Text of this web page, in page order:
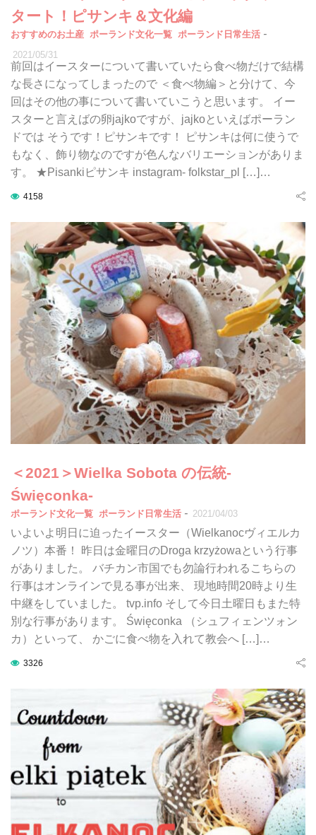
タート！ピサンキ＆文化編
おすすめのお土産 ポーランド文化一覧 ポーランド日常生活 -
2021/05/31
前回はイースターについて書いていたら食べ物だけで結構
な長さになってしまったので ＜食べ物編＞と分けて、今
回はその他の事について書いていこうと思います。 イー
スターと言えばの卵jajkoですが、jajkoといえばポーラン
ドでは そうです！ピサンキです！ ピサンキは何に使うで
もなく、飾り物なのですが色んなバリエーションがありま
す。 ★Pisankiピサンキ instagram- folkstar_pl […]…
4158
＜2021＞Wielka Sobota の伝統-
Święconka-
ポーランド文化一覧 ポーランド日常生活 - 2021/04/03
いよいよ明日に迫ったイースター（Wielkanocヴィエルカ
ノツ）本番！ 昨日は金曜日のDroga krzyżowaという行事
がありました。 バチカン市国でも勿論行われるこちらの
行事はオンラインで見る事が出来、 現地時間20時より生
中継をしていました。 tvp.info そして今日土曜日もまた特
別な行事があります。 Święconka （シュフィェンツォン
カ）といって、 かごに食べ物を入れて教会へ […]…
3326